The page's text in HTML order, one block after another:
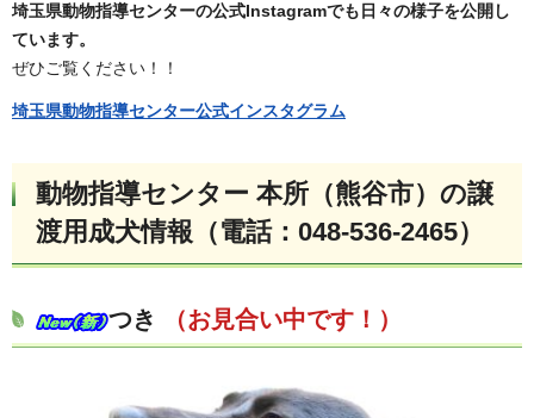
埼玉県動物指導センターの公式Instagramでも日々の様子を公開し
ています。
ぜひご覧ください！！
埼玉県動物指導センター公式インスタグラム
動物指導センター 本所（熊谷市）の譲
渡用成犬情報（電話：048-536-2465）
つき （お見合い中です！）